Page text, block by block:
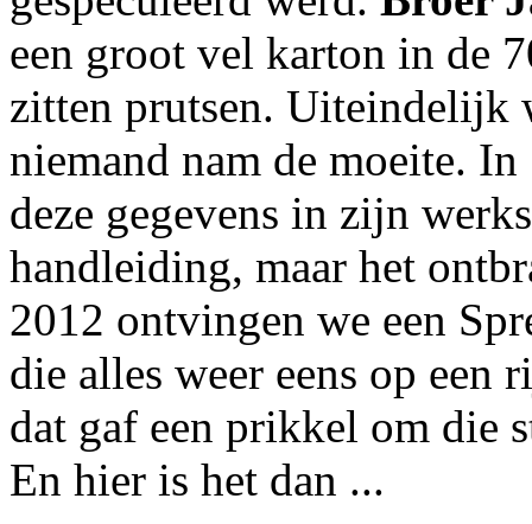
een groot vel karton in de
zitten prutsen. Uiteindelijk
niemand nam de moeite.
deze gegevens in zijn
handleiding, maar het
2012 ontvingen we een
die alles weer eens op een
dat gaf een prikkel om die
En hier is het dan ...